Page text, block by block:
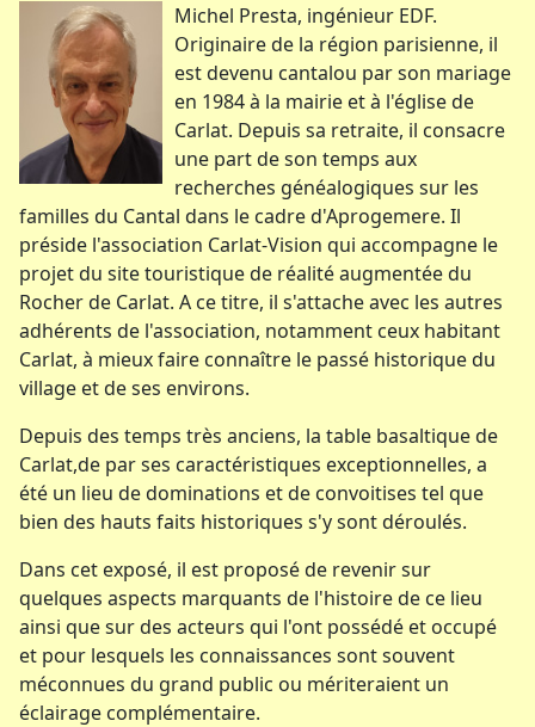
Michel Presta, ingénieur EDF.
Originaire de la région parisienne, il
est devenu cantalou par son mariage
en 1984 à la mairie et à l'église de
Carlat. Depuis sa retraite, il consacre
une part de son temps aux
recherches généalogiques sur les
familles du Cantal dans le cadre d'Aprogemere. Il
préside l'association Carlat-Vision qui accompagne le
projet du site touristique de réalité augmentée du
Rocher de Carlat. A ce titre, il s'attache avec les autres
adhérents de l'association, notamment ceux habitant
Carlat, à mieux faire connaître le passé historique du
village et de ses environs.
Depuis des temps très anciens, la table basaltique de
Carlat,de par ses caractéristiques exceptionnelles, a
été un lieu de dominations et de convoitises tel que
bien des hauts faits historiques s'y sont déroulés.
Dans cet exposé, il est proposé de revenir sur
quelques aspects marquants de l'histoire de ce lieu
ainsi que sur des acteurs qui l'ont possédé et occupé
et pour lesquels les connaissances sont souvent
méconnues du grand public ou mériteraient un
éclairage complémentaire.